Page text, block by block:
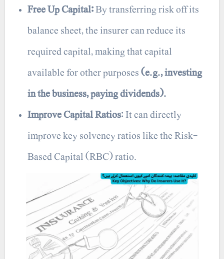
Free Up Capital:By transferring risk off its
balance sheet, the insurer can reduce its
required capital, making that capital
available for other purposes(e.g., investing
in the business, paying dividends).
Improve Capital Ratios: It can directly
improve key solvency ratios like the Risk-
Based Capital (RBC) ratio.